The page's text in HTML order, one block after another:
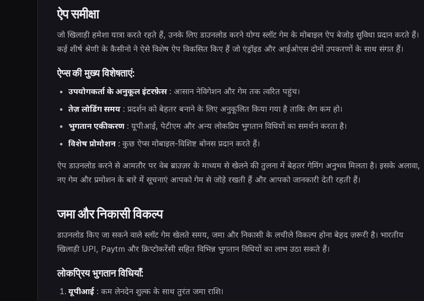
ऐप समीक्षा
जो खिलाड़ी हमेशा यात्रा करते रहते हैं, उनके लिए डाउनलोड करने योग्य स्लॉट गेम के मोबाइल ऐप बेजोड़ सुविधा प्रदान करते हैं।
कई शीर्ष श्रेणी के कैसीनो ने ऐसे विशेष ऐप विकसित किए हैं जो एंड्रॉइड और आईओएस दोनों उपकरणों के साथ संगत हैं।
ऐप्स की मुख्य विशेषताएं:
उपयोगकर्ता के अनुकूल इंटरफ़ेस: आसान नेविगेशन और गेम तक त्वरित पहुंच।
तेज़ लोडिंग समय: प्रदर्शन को बेहतर बनाने के लिए अनुकूलित किया गया है ताकि लैग कम हो।
भुगतान एकीकरण: यूपीआई, पेटीएम और अन्य लोकप्रिय भुगतान विधियों का समर्थन करता है।
विशेष प्रोमोशन: कुछ ऐप्स मोबाइल-विशिष्ट बोनस प्रदान करते हैं।
ऐप डाउनलोड करने से आमतौर पर वेब ब्राउज़र के माध्यम से खेलने की तुलना में बेहतर गेमिंग अनुभव मिलता है। इसके अलावा,
नए गेम और प्रमोशन के बारे में सूचनाएं आपको गेम से जोड़े रखती हैं और आपको जानकारी देती रहती हैं।
जमा और निकासी विकल्प
डाउनलोड किए जा सकने वाले स्लॉट गेम खेलते समय, जमा और निकासी के लचीले विकल्प होना बेहद ज़रूरी है। भारतीय
खिलाड़ी UPI, Paytm और क्रिप्टोकरेंसी सहित विभिन्न भुगतान विधियों का लाभ उठा सकते हैं।
लोकप्रिय भुगतान विधियाँ:
यूपीआई: कम लेनदेन शुल्क के साथ तुरंत जमा राशि।